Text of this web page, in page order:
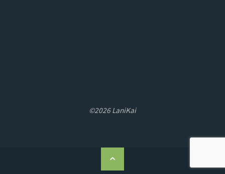
©2026 LaniKai
ト
ッ